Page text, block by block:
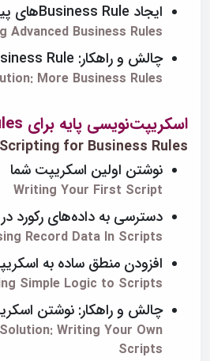
ایجاد Business Ruleهای پیشرفته
Advanced Business Rules
چالش و راهکار: Business Ruleهای بیشتر
More Business Rules
اسکریپت‌نویسی پایه برای Business Rules
Scripting for Business Rules
نوشتن اولین اسکریپت شما
Writing Your First Script
دسترسی به داده‌های رکورد
Record Data In Scripts
افزودن منطق ساده به
Simple Logic to Scripts
چالش و راهکار: نوشتن
Solution: Writing Your Own
Scripts